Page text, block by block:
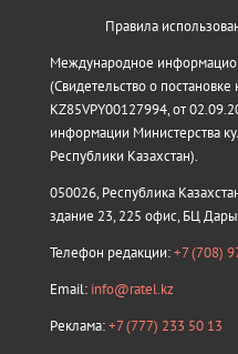
Правила
Международное
(Свидетельство о
KZ85VPY00127994, от
информации Министерства
Республики Казахстан).
050026, Республика
здание 23, 225 офис, БЦ
Телефон редакции:+7 (708)
Email: info@ratel.kz
Реклама:+7 (777) 233 50 13